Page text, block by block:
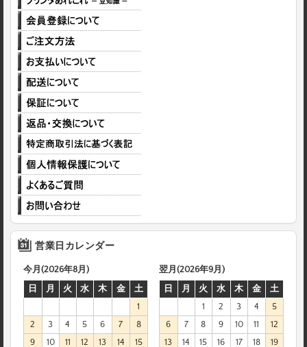
営業日カレンダー
今月(2026年8月)
日
月 火 水 木 金
土
1
2
3 4 5 6 7
8
9
10 11 12 13 14
15
翌月(2026年9月)
日
月 火 水 木 金
土
1
2 3 4
5
6
7 8 9 10 11
12
13
14 15 16 17 18
19